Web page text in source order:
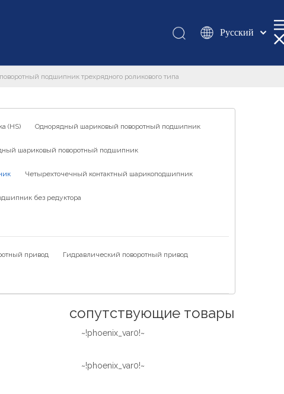
Pусский
românesc
简体中文
подшипник трехрядного роликового типа
(HS) Однорядный шариковый поворотный подшипник
шариковый поворотный подшипник
Четырехточечный контактный шарикоподшипник
без редуктора
привод Гидравлический поворотный привод
сопутствующие товары
~!phoenix_var0!~
~!phoenix_var0!~